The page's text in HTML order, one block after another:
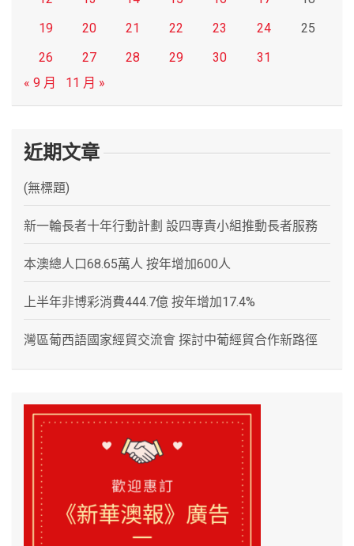
19
20 21 22 23 24
25
26
27 28 29 30
31
« 9 月
11 月 »
近期文章
(無標題)
新一輪長者十年行動計劃 設四專責小組推動長者服務
本澳總人口68.65萬人 按年增加600人
上半年非博彩消費444.7億 按年增加17.4%
灣區葡西語國家經貿交流會 探討中葡經貿合作新路徑